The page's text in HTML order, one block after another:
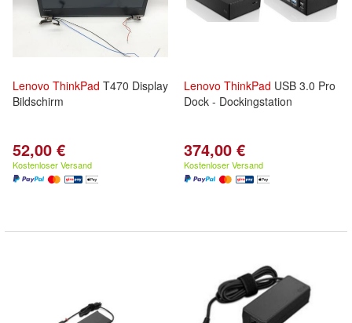
Lenovo ThinkPad T470 Display
Bildschirm
52,00 €
Kostenloser Versand
Lenovo ThinkPad USB 3.0 Pro
Dock - Dockingstation
374,00 €
Kostenloser Versand